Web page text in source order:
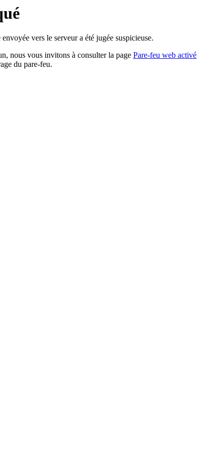
vers le serveur a été jugée suspicieuse.
nous vous invitons à consulter la page Pare-feu web activé
du pare-feu.